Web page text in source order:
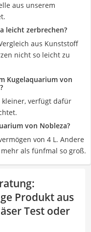
aus unserem
leicht zerbrechen?
aus Kunststoff
nicht so leicht zu
Kugelaquarium von
kleiner, verfügt dafür
von Nobleza?
von 4 L. Andere
als fünfmal so groß.
:
Produkt aus
Test oder